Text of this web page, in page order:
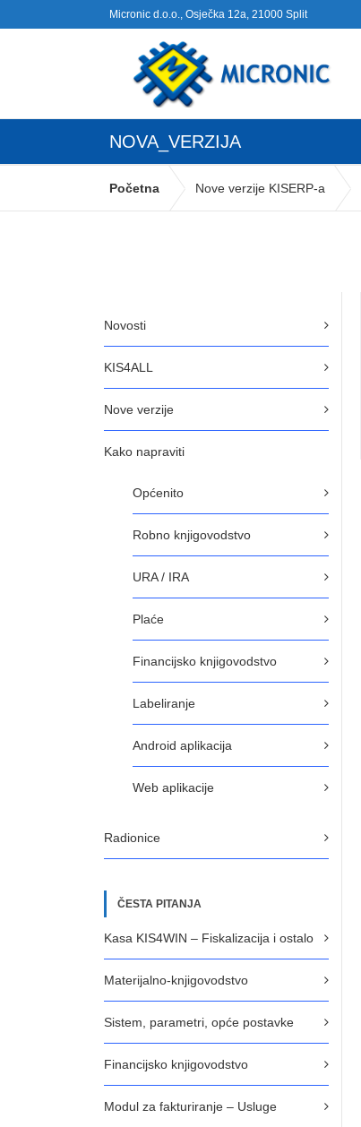
Micronic d.o.o., Osječka 12a, 21000 Split
NOVA_VERZIJA
Početna Nove verzije KISERP-a
Novosti
KIS4ALL
Nove verzije
Kako napraviti
Općenito
Robno knjigovodstvo
URA / IRA
Plaće
Financijsko knjigovodstvo
Labeliranje
Android aplikacija
Web aplikacije
Radionice
ČESTA PITANJA
Kasa KIS4WIN – Fiskalizacija i ostalo
Materijalno-knjigovodstvo
Sistem, parametri, opće postavke
Financijsko knjigovodstvo
Modul za fakturiranje – Usluge